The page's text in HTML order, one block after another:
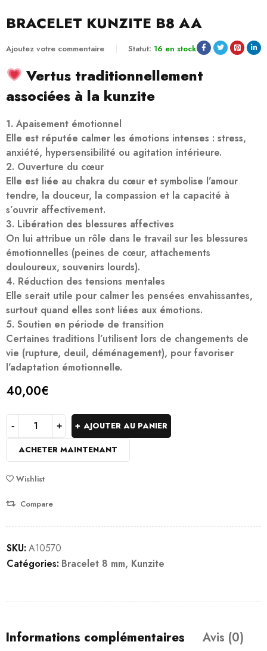
BRACELET KUNZITE B8 AA
Ajoutez votre commentaire Statut: 16 en stock
Vertus traditionnellement
associées à la kunzite
1. Apaisement émotionnel
Elle est réputée calmer les émotions intenses : stress,
anxiété, hypersensibilité ou agitation intérieure.
2. Ouverture du cœur
Elle est liée au chakra du cœur et symbolise l’amour
tendre, la douceur, la compassion et la capacité à
s’ouvrir affectivement.
3. Libération des blessures affectives
On lui attribue un rôle dans le travail sur les blessures
émotionnelles (peines de cœur, attachements
douloureux, souvenirs lourds).
4. Réduction des tensions mentales
Elle serait utile pour calmer les pensées envahissantes,
surtout quand elles sont liées aux émotions.
5. Soutien en période de transition
Certaines traditions l’utilisent lors de changements de
vie (rupture, deuil, déménagement), pour favoriser
l’adaptation émotionnelle.
40,00€
AJOUTER AU PANIER
ACHETER MAINTENANT
Wishlist
Compare
SKU: A10570
Catégories: Bracelet 8 mm, Kunzite
Informations complémentaires Avis (0)